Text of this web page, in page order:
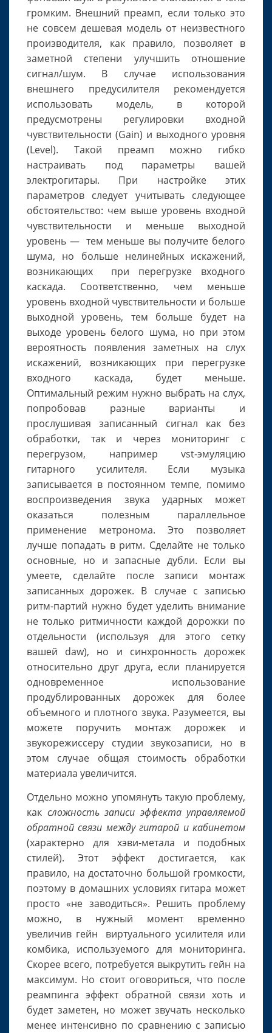
громким. Внешний преамп, если только это
не совсем дешевая модель от неизвестного
производителя, как правило, позволяет в
заметной степени улучшить отношение
сигнал/шум. В случае использования
внешнего предусилителя рекомендуется
использовать модель, в которой
предусмотрены регулировки входной
чувствительности (Gain) и выходного уровня
(Level). Такой преамп можно гибко
настраивать под параметры вашей
электрогитары. При настройке этих
параметров следует учитывать следующее
обстоятельство: чем выше уровень входной
чувствительности и меньше выходной
уровень — тем меньше вы получите белого
шума, но больше нелинейных искажений,
возникающих при перегрузке входного
каскада. Соответственно, чем меньше
уровень входной чувствительности и больше
выходной уровень, тем больше будет на
выходе уровень белого шума, но при этом
вероятность появления заметных на слух
искажений, возникающих при перегрузке
входного каскада, будет меньше.
Оптимальный режим нужно выбрать на слух,
попробовав разные варианты и
прослушивая записанный сигнал как без
обработки, так и через мониторинг с
перегрузом, например vst-эмуляцию
гитарного усилителя. Если музыка
записывается в постоянном темпе, помимо
воспроизведения звука ударных может
оказаться полезным параллельное
применение метронома. Это позволяет
лучше попадать в ритм. Сделайте не только
основные, но и запасные дубли. Если вы
умеете, сделайте после записи монтаж
записанных дорожек. В случае с записью
ритм-партий нужно будет уделить внимание
не только ритмичности каждой дорожки по
отдельности (используя для этого сетку
вашей daw), но и синхронность дорожек
относительно друг друга, если планируется
одновременное использование
продублированных дорожек для более
объемного и плотного звука. Разумеется, вы
можете поручить монтаж дорожек и
звукорежиссеру студии звукозаписи, но в
этом случае общая стоимость обработки
материала увеличится.
Отдельно можно упомянуть такую проблему,
как сложность записи эффекта управляемой
обратной связи между гитарой и кабинетом
(характерно для хэви-метала и подобных
стилей). Этот эффект достигается, как
правило, на достаточно большой громкости,
поэтому в домашних условиях гитара может
просто «не заводиться». Решить проблему
можно, в нужный момент временно
увеличив гейн виртуального усилителя или
комбика, используемого для мониторинга.
Скорее всего, потребуется выкрутить гейн на
максимум. Но стоит оговориться, что после
реампинга эффект обратной связи хоть и
будет заметен, но может звучать несколько
менее интенсивно по сравнению с записью